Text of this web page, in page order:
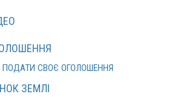
ПОДАТИ СВОЄ ОГОЛОШЕННЯ
ЗЕМЛІ